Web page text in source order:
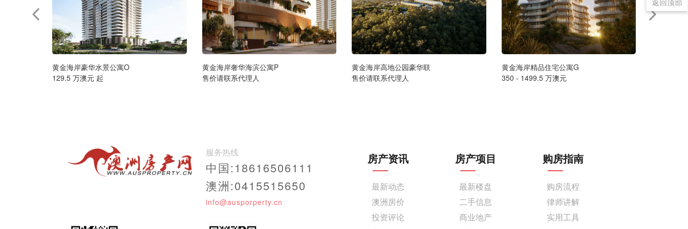
黄金海岸豪华水景公寓O
129.5 万澳元 起
黄金海岸奢华海滨公寓P
售价请联系代理人
黄金海岸高地公园豪华联
售价请联系代理人
黄金海岸精品住宅公寓G
350 - 1499.5 万澳元
服务热线
中国:18616506111
澳洲:0415515650
info@ausporperty.cn
房产资讯
最新动态
澳洲房价
投资评论
房产项目
最新楼盘
二手信息
商业地产
购房指南
购房流程
律师讲解
实用工具